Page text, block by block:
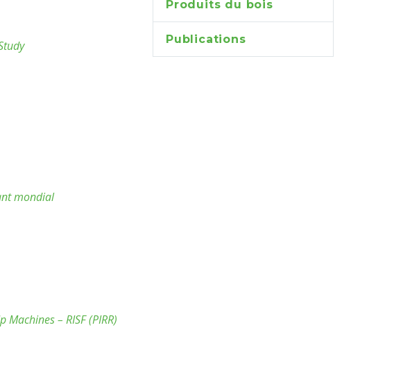
mondial
– RISF (PIRR)
Produits du bois
Publications